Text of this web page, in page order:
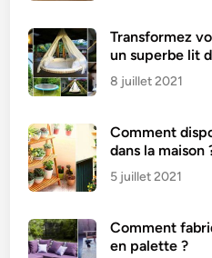
Transformez
un superbe lit
8 juillet 2021
Comment
dans la maison
5 juillet 2021
Comment
en palette ?